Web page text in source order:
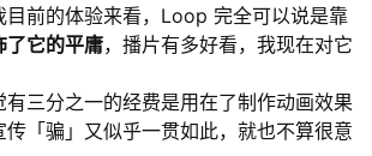
目前的体验来看，Loop 完全可以说是靠
了它的平庸，播片有多好看，我现在对它
三分之一的经费是用在了制作动画效果
传「骗」又似乎一贯如此，就也不算很意